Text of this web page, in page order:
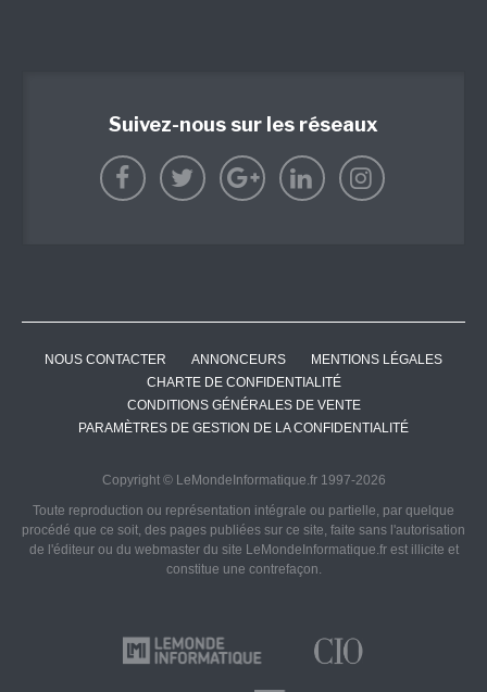
Suivez-nous sur les réseaux
NOUS CONTACTER ANNONCEURS
MENTIONS LÉGALES
CHARTE DE CONFIDENTIALITÉ
CONDITIONS GÉNÉRALES DE VENTE
PARAMÈTRES DE GESTION DE LA CONFIDENTIALITÉ
Copyright © LeMondeInformatique.fr 1997-2026
Toute reproduction ou représentation intégrale ou partielle, par quelque
procédé que ce soit, des pages publiées sur ce site, faite sans l'autorisation
de l'éditeur ou du webmaster du site LeMondeInformatique.fr est illicite et
constitue une contrefaçon.